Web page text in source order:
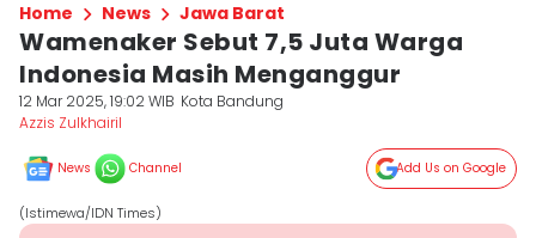
Home News Jawa Barat
Wamenaker Sebut 7,5 Juta Warga
Indonesia Masih Menganggur
12 Mar 2025, 19:02 WIB Kota Bandung
Azzis Zulkhairil
News Channel Add Us on Google
(Istimewa/IDN Times)